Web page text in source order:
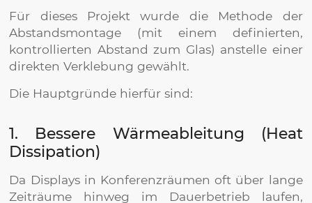
Für dieses Projekt wurde die Methode der
Abstandsmontage (mit einem definierten,
kontrollierten Abstand zum Glas) anstelle einer
direkten Verklebung gewählt.
Die Hauptgründe hierfür sind:
1. Bessere Wärmeableitung (Heat
Dissipation)
Da Displays in Konferenzräumen oft über lange
Zeiträume hinweg im Dauerbetrieb laufen,